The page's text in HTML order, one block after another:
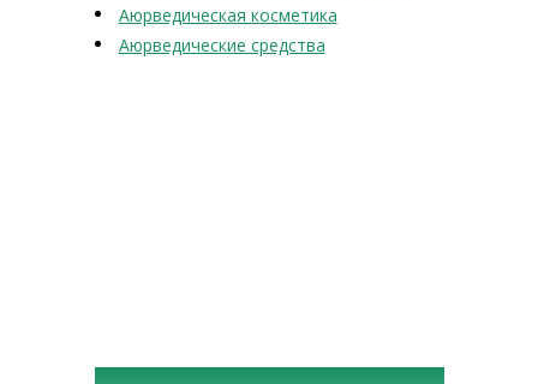
Аюрведическая косметика
Аюрведические средства